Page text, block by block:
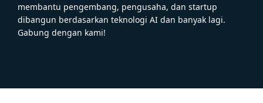
membantu pengembang, pengusaha, dan startup
dibangun berdasarkan teknologi AI dan banyak lagi.
Gabung dengan kami!